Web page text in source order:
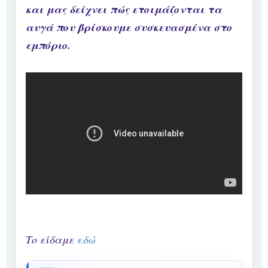
και μας δείχνει πώς ετοιμάζονται τα
αυγά που βρίσκουμε συσκευασμένα στο
εμπόριο.
Το είδαμε εδώ